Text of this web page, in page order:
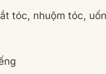
tóc, nhuộm tóc,